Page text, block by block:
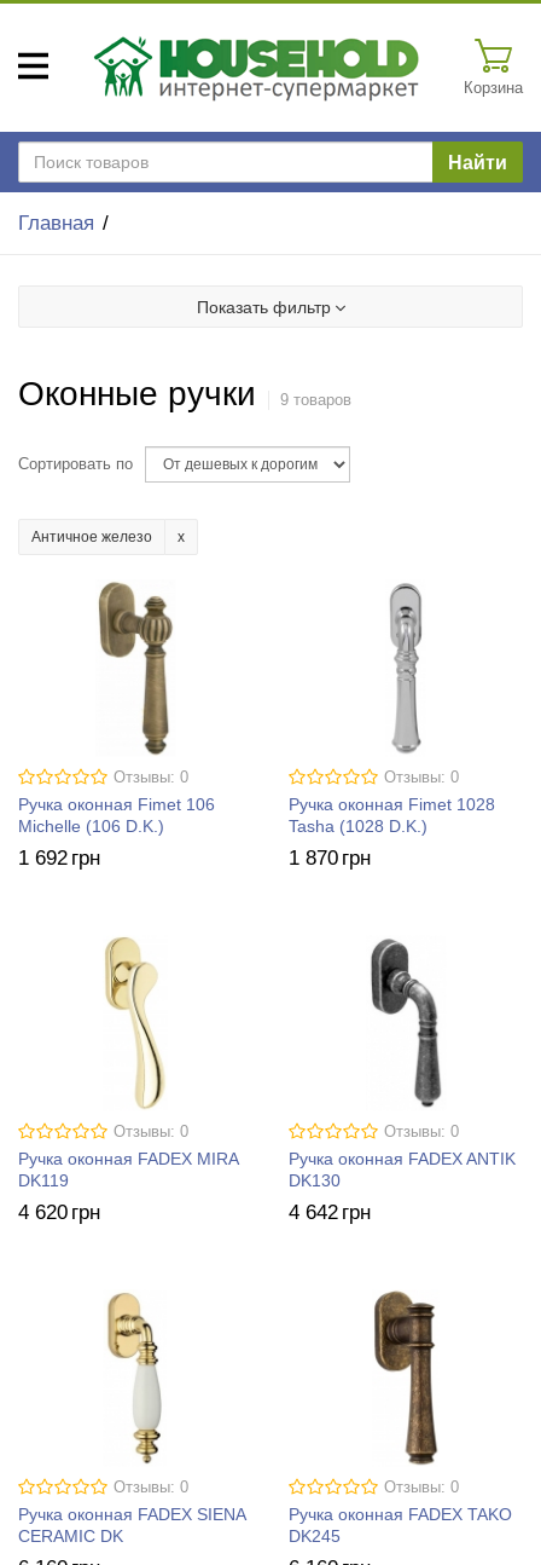
Корзина
Найти
Главная
Показать фильтр
Оконные ручки 9 товаров
Сортировать по
Античное железо
Отзывы: 0
Ручка оконная Fimet 106
Michelle (106 D.K.)
1 692 грн
Отзывы: 0
Ручка оконная Fimet 1028
Tasha (1028 D.K.)
1 870 грн
Отзывы: 0
Ручка оконная FADEX MIRA
DK119
4 620 грн
Отзывы: 0
Ручка оконная FADEX ANTIK
DK130
4 642 грн
Отзывы: 0
Ручка оконная FADEX SIENA
CERAMIC DK
Отзывы: 0
Ручка оконная FADEX TAKO
DK245